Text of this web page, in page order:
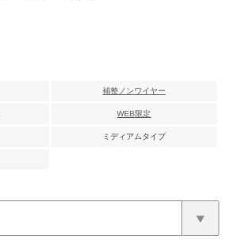
補整ノンワイヤー
WEB限定
ミディアムタイプ